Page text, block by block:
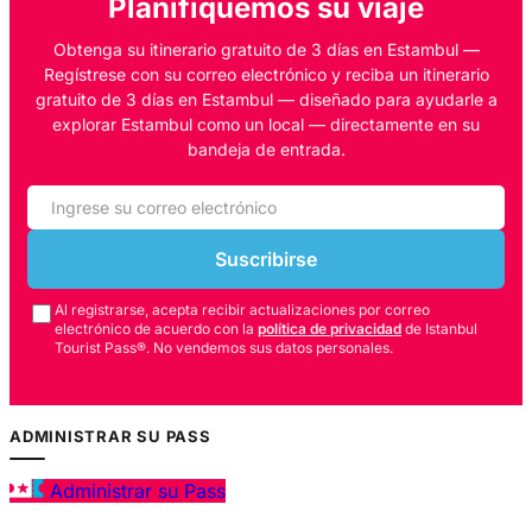
Planifiquemos su viaje
Obtenga su itinerario gratuito de 3 días en Estambul —
Regístrese con su correo electrónico y reciba un itinerario
gratuito de 3 días en Estambul — diseñado para ayudarle a
explorar Estambul como un local — directamente en su
bandeja de entrada.
Suscribirse
Al registrarse, acepta recibir actualizaciones por correo
electrónico de acuerdo con la política de privacidad de Istanbul
Tourist Pass®. No vendemos sus datos personales.
ADMINISTRAR SU PASS
Administrar su Pass